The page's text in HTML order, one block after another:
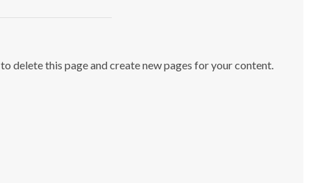
to delete this page and create new pages for your content.